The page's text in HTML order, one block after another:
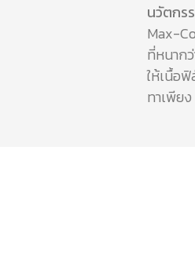
นวัตกร
Max-
ที่หนาก
ให้เนื้อ
ทาเพียง